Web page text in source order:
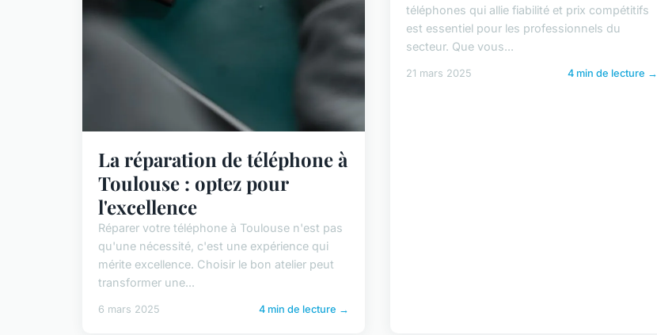
La réparation de téléphone à
Toulouse : optez pour
l'excellence
Réparer votre téléphone à Toulouse n'est pas
qu'une nécessité, c'est une expérience qui
mérite excellence. Choisir le bon atelier peut
transformer une...
6 mars 2025 4 min de lecture →
téléphones qui allie fiabilité et prix compétitifs
est essentiel pour les professionnels du
secteur. Que vous...
21 mars 2025 4 min de lecture →